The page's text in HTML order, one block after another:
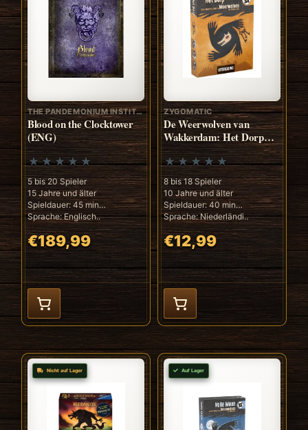
THE PANDEMONIUM INSTITUTE
Blood on the Clocktower
(ENG)
5 bis 20 Spieler
15 Jahre und älter
Spieldauer: 45 min
Sprache: Englisch..
€189,99
ZYGOMATIC
De Weerwolven van
Wakkerdam: Het Dorp
(NL)
8 bis 18 Spieler
10 Jahre und älter
Spieldauer: 40 min
Sprache: Niederländi..
€12,99
Nicht auf Lager Auf Lager